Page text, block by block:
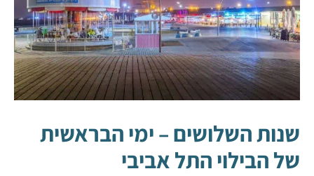
שנות השלושים – ימי הבראשית
של הבילוי התל אביבי